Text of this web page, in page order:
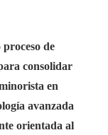
de
consolidar
en
avanzada
orientada al